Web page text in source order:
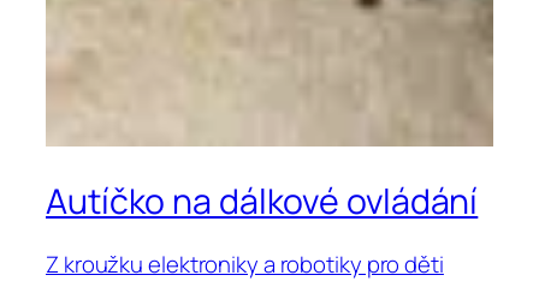
Autíčko na dálkové ovládání
Z kroužku elektroniky a robotiky pro děti